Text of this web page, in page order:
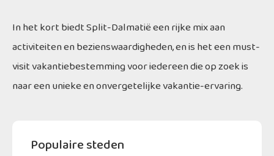
In het kort biedt Split-Dalmatië een rijke mix aan
activiteiten en bezienswaardigheden, en is het een must-
visit vakantiebestemming voor iedereen die op zoek is
naar een unieke en onvergetelijke vakantie-ervaring.
Populaire steden